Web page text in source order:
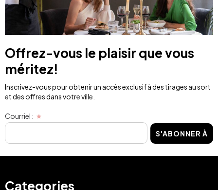
Offrez-vous le plaisir que vous
méritez!
Inscrivez-vous pour obtenir un accès exclusif à des tirages au sort
et des offres dans votre ville.
Courriel :
S'ABONNER À
Categories